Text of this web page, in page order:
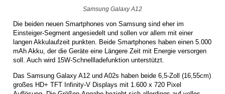
Samsung Galaxy A12
Die beiden neuen Smartphones von Samsung sind eher im
Einsteiger-Segment angesiedelt und sollen vor allem mit einer
langen Akkulaufzeit punkten. Beide Smartphones haben einen 5.000
mAh Akku, der die Geräte eine Längere Zeit mit Energie versorgen
soll. Auch wird 15W-Schnellladefunktion unterstützt.
Das Samsung Galaxy A12 und A02s haben beide 6,5-Zoll (16,55cm)
großes HD+ TFT Infinity-V Displays mit 1.600 x 720 Pixel